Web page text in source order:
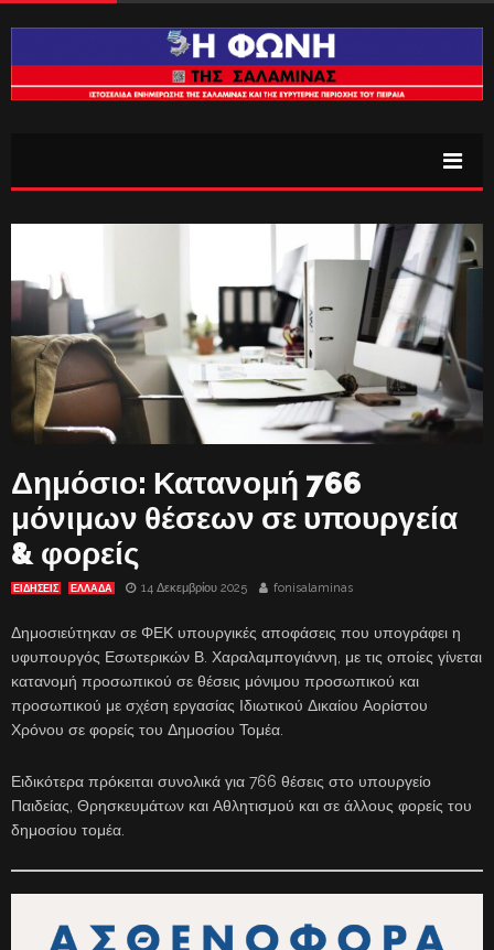
Δημόσιο: Κατανομή 766
μόνιμων θέσεων σε υπουργεία
& φορείς
ΕΙΔΗΣΕΙΣ ΕΛΛΑΔΑ 14 Δεκεμβρίου 2025 fonisalaminas
Δημοσιεύτηκαν σε ΦΕΚ υπουργικές αποφάσεις που υπογράφει η
υφυπουργός Εσωτερικών Β. Χαραλαμπογιάννη, με τις οποίες γίνεται
κατανομή προσωπικού σε θέσεις μόνιμου προσωπικού και
προσωπικού με σχέση εργασίας Ιδιωτικού Δικαίου Αορίστου
Χρόνου σε φορείς του Δημοσίου Τομέα.
Ειδικότερα πρόκειται συνολικά για 766 θέσεις στο υπουργείο
Παιδείας, Θρησκευμάτων και Αθλητισμού και σε άλλους φορείς του
δημοσίου τομέα.